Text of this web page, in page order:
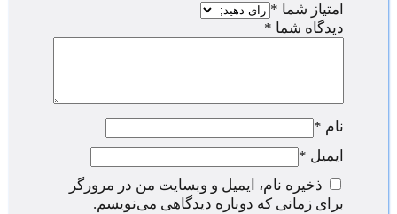
امتیاز شما *
دیدگاه شما *
نام *
ایمیل *
ذخیره نام، ایمیل و وبسایت من در مرورگر
برای زمانی که دوباره دیدگاهی می‌نویسم.